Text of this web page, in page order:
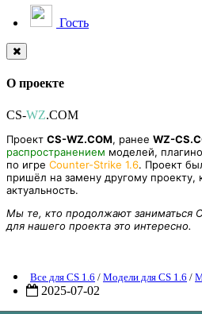
Гость
О проекте
CS-WZ.COM
Проект CS-WZ.COM, ранее WZ-
распространением моделей,
по игре Counter-Strike 1.6. Проект
пришёл на замену другому проекту,
актуальность.
Мы те, кто продолжают заниматься
для нашего проекта это интересно.
Все для CS 1.6 / Модели для CS 1.6 /
2025-07-02